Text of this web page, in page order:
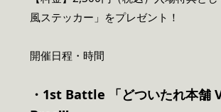
風ステッカー」をプレゼント！
開催日程・時間
・1st Battle 「どついたれ本舗